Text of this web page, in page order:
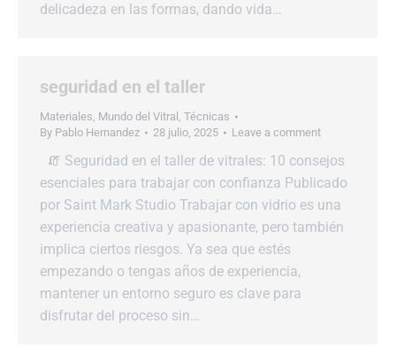
delicadeza en las formas, dando vida…
seguridad en el taller
Materiales, Mundo del Vitral , Técnicas
By Pablo Hernandez 28 julio, 2025 Leave a comment
🧯 Seguridad en el taller de vitrales: 10 consejos
esenciales para trabajar con confianza Publicado
por Saint Mark Studio Trabajar con vidrio es una
experiencia creativa y apasionante, pero también
implica ciertos riesgos. Ya sea que estés
empezando o tengas años de experiencia,
mantener un entorno seguro es clave para
disfrutar del proceso sin…